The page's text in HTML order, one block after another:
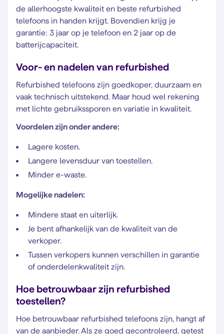
de allerhoogste kwaliteit en beste refurbished
telefoons in handen krijgt. Bovendien krijg je
garantie: 3 jaar op je telefoon en 2 jaar op de
batterijcapaciteit.
Voor- en nadelen van refurbished
Refurbished telefoons zijn goedkoper, duurzaam en
vaak technisch uitstekend. Maar houd wel rekening
met lichte gebruikssporen en variatie in kwaliteit.
Voordelen zijn onder andere:
Lagere kosten.
Langere levensduur van toestellen.
Minder e-waste.
Mogelijke nadelen:
Mindere staat en uiterlijk.
Je bent afhankelijk van de kwaliteit van de
verkoper.
Tussen verkopers kunnen verschillen in garantie
of onderdelenkwaliteit zijn.
Hoe betrouwbaar zijn refurbished
toestellen?
Hoe betrouwbaar refurbished telefoons zijn, hangt af
van de aanbieder. Als ze goed gecontroleerd, getest